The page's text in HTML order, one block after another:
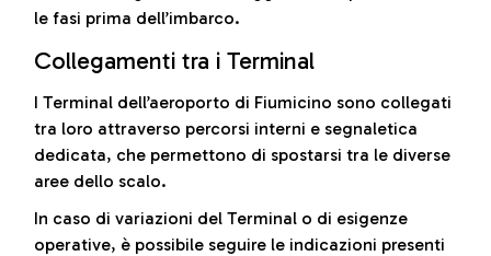
le fasi prima dell’imbarco.
Collegamenti tra i Terminal
I Terminal dell’aeroporto di Fiumicino sono collegati
tra loro attraverso percorsi interni e segnaletica
dedicata, che permettono di spostarsi tra le diverse
aree dello scalo.
In caso di variazioni del Terminal o di esigenze
operative, è possibile seguire le indicazioni presenti